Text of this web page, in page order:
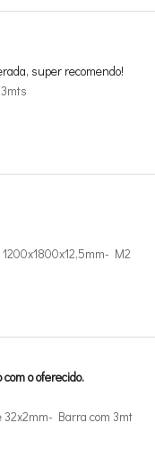
super recomendo!
M2
o oferecido.
Barra com 3mt